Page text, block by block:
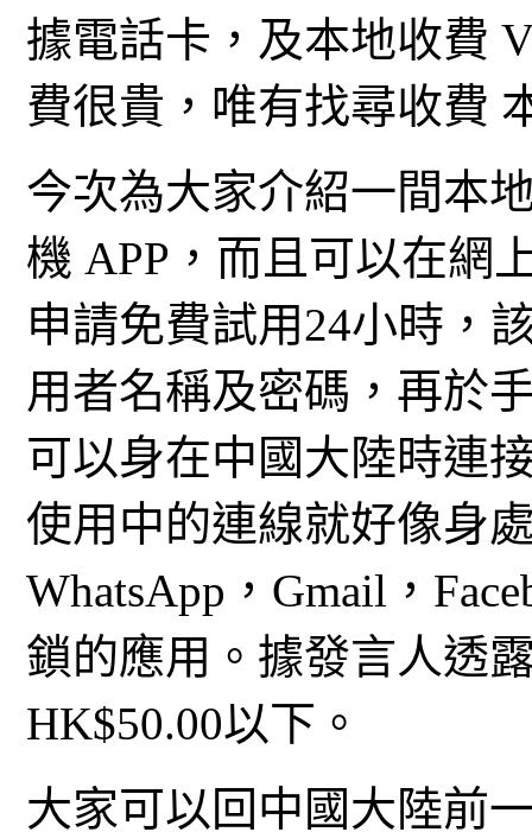
據電話卡，及本地收費
費很貴，唯有找尋收費
今次為大家介紹一間本
機 APP，而且可以在網
申請免費試用24小時，
用者名稱及密碼，再於
可以身在中國大陸時連
使用中的連線就好像身
WhatsApp，Gmail，
鎖的應用。據發言人透
HK$50.00以下。
大家可以回中國大陸前